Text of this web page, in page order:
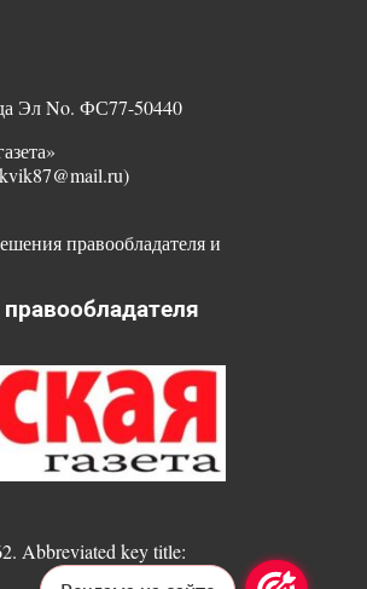
Эл No. ФС77-50440
правообладателя и
Abbreviated key title: